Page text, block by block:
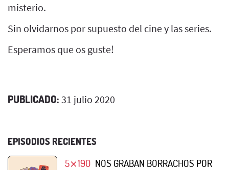
misterio.
Sin olvidarnos por supuesto del cine y las series.
Esperamos que os guste!
PUBLICADO: 31 julio 2020
EPISODIOS RECIENTES
5⨯190 NOS GRABAN BORRACHOS POR